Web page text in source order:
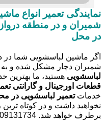
نمایندگی تعمیر انواع
شمیران و در منطقه
در محل
اگر ماشین لباسشویی شما در
شمیران دچار مشکل شده و به
لباسشویی هستید، ما بهترین
قطعات اورجینال و گارانتی
خدماتتعمیر لباسشویی در
نخواهید داشت و در کوتاه
برطرف خواهد شد. 09109131734 آقای حبیب محمدی